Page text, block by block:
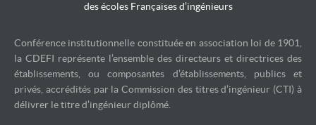
des écoles Françaises d’ingénieurs
Conférence institutionnelle constituée en association loi de 1901,
la CDEFI représente l’ensemble des directeurs et directrices des
établissements, ou composantes d’établissements, publics et
privés, accrédités par la Commission des titres d’ingénieur (CTI) à
délivrer le titre d’ingénieur diplômé.